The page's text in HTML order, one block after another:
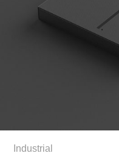
Industrial